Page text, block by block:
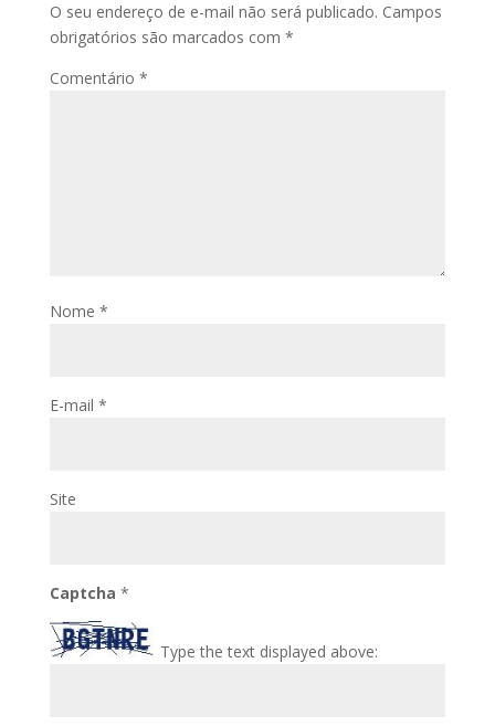
O seu endereço de e-mail não será publicado. Campos
obrigatórios são marcados com *
Comentário *
Nome *
E-mail *
Site
Captcha *
Type the text displayed above: